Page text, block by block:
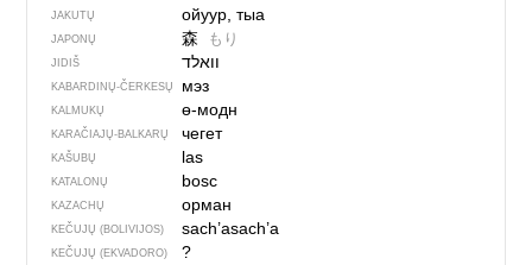
JAKUTŲ ойуур, тыа
JAPONŲ 森 もり
JIDIŠ וואלד
KABARDINŲ-ČERKESŲ мэз
KALMUKŲ ө-модн
KARAČIAJŲ-BALKARŲ чегет
KAŠUBŲ las
KATALONŲ bosc
KAZACHŲ орман
KEČUJŲ (BOLIVIJOS) sach’asach’a
KEČUJŲ (EKVADORO) ?